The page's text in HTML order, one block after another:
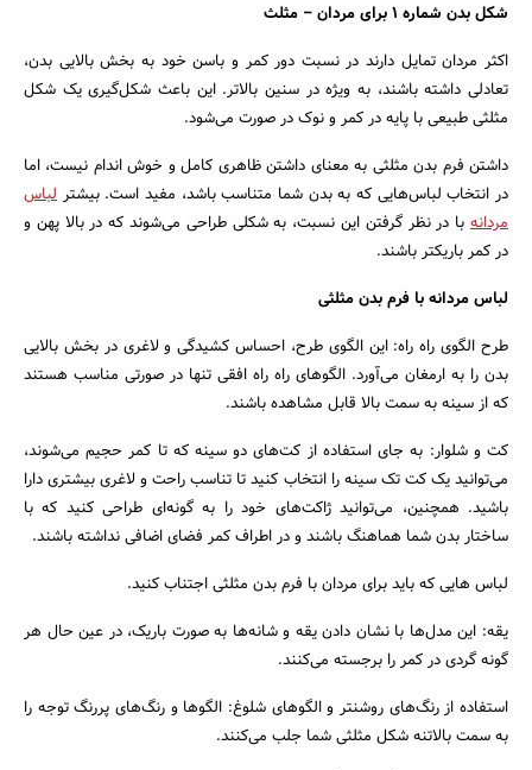
شکل بدن شماره 1 برای مردان – مثلث
اکثر مردان تمایل دارند در نسبت دور کمر و باسن خود به بخش بالایی بدن،
تعادلی داشته باشند، به ویژه در سنین بالاتر. این باعث شکل‌گیری یک شکل
مثلثی طبیعی با پایه در کمر و نوک در صورت می‌شود.
داشتن فرم بدن مثلثی به معنای داشتن ظاهری کامل و خوش اندام نیست، اما
در انتخاب لباس‌هایی که به بدن شما متناسب باشد، مفید است. بیشتر لباس‌
مردانه با در نظر گرفتن این نسبت، به شکلی طراحی می‌شوند که در بالا پهن و
در کمر باریکتر باشند.
لباس مردانه با فرم بدن مثلثی
طرح الگوی راه‌ راه: این الگوی طرح، احساس کشیدگی و لاغری در بخش بالایی
بدن را به ارمغان می‌آورد. الگوهای راه ‌راه افقی تنها در صورتی مناسب هستند
که از سینه به سمت بالا قابل مشاهده باشند.
کت و شلوار: به جای استفاده از کت‌های دو سینه که تا کمر حجیم می‌شوند،
می‌توانید یک کت تک سینه را انتخاب کنید تا تناسب راحت و لاغری بیشتری دارا
باشید. همچنین، می‌توانید ژاکت‌های خود را به گونه‌ای طراحی کنید که با
ساختار بدن شما هماهنگ باشند و در اطراف کمر فضای اضافی نداشته باشند.
لباس هایی که باید برای مردان با فرم بدن مثلثی اجتناب کنید.
یقه: این مدل‌ها با نشان دادن یقه و شانه‌ها به صورت باریک، در عین حال هر
گونه گردی در کمر را برجسته می‌کنند.
استفاده از رنگ‌های روشنتر و الگوهای شلوغ: الگوها و رنگ‌های پررنگ توجه را
به سمت بالاتنه شکل مثلثی شما جلب می‌کنند.